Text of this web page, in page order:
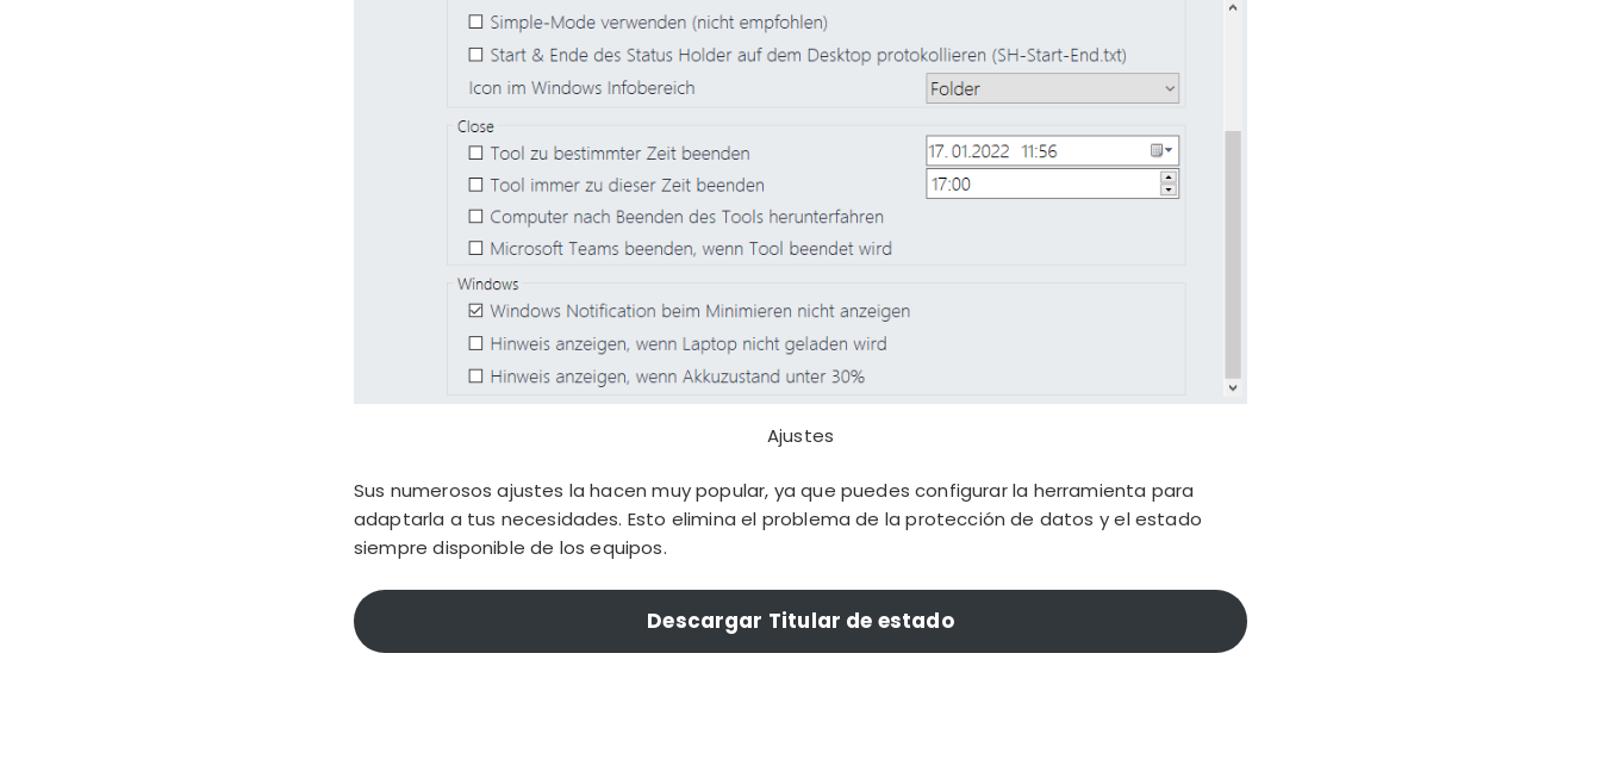
Ajustes
Sus numerosos ajustes la hacen muy popular, ya que puedes configurar la herramienta para
adaptarla a tus necesidades. Esto elimina el problema de la protección de datos y el estado
siempre disponible de los equipos.
Descargar Titular de estado